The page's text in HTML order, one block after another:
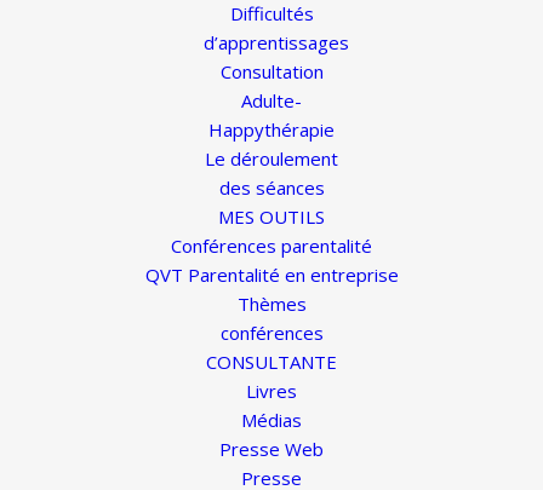
Difficultés
d’apprentissages
Consultation
Adulte-
Happythérapie
Le déroulement
des séances
MES OUTILS
Conférences parentalité
QVT Parentalité en entreprise
Thèmes
conférences
CONSULTANTE
Livres
Médias
Presse Web
Presse